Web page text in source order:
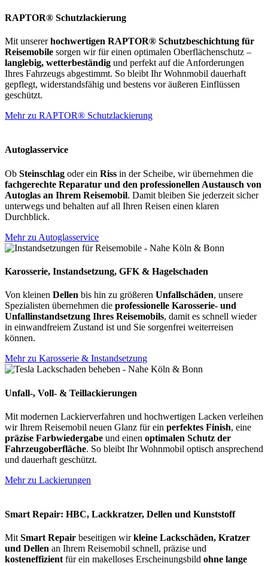
RAPTOR® Schutzlackierung
Mit unsererhochwertigen RAPTOR® Schutzbeschichtung für
Reisemobile sorgen wir für einen optimalen Oberflächenschutz –
langlebig, wetterbeständig und perfekt auf die Anforderungen
Ihres Fahrzeugs abgestimmt. So bleibt Ihr Wohnmobil dauerhaft
gepflegt, widerstandsfähig und bestens vor äußeren Einflüssen
geschützt.
Mehr zu RAPTOR® Schutzlackierung
Autoglasservice
Ob Steinschlag oder ein Riss in der Scheibe, wir übernehmen die
fachgerechte Reparatur und den professionellen Austausch von
Autoglas an Ihrem Reisemobil. Damit bleiben Sie jederzeit sicher
unterwegs und behalten auf all Ihren Reisen einen klaren
Durchblick.
Mehr zu Autoglasservice
Karosserie, Instandsetzung, GFK & Hagelschaden
Von kleinen Dellen bis hin zu größeren Unfallschäden, unsere
Spezialisten übernehmen die professionelle Karosserie- und
Unfallinstandsetzung Ihres Reisemobils, damit es schnell wieder
in einwandfreiem Zustand ist und Sie sorgenfrei weiterreisen
können.
Mehr zu Karosserie & Instandsetzung
Unfall-, Voll- & Teillackierungen
Mit modernen Lackierverfahren und hochwertigen Lacken verleihen
wir Ihrem Reisemobil neuen Glanz für ein perfektes Finish, eine
präzise Farbwiedergabe und einen optimalen Schutz der
Fahrzeugoberfläche. So bleibt Ihr Wohnmobil optisch ansprechend
und dauerhaft geschützt.
Mehr zu Lackierungen
Smart Repair: HBC, Lackkratzer, Dellen und Kunststoff
Mit Smart Repair beseitigen wirkleine Lackschäden, Kratzer
und Dellen an Ihrem Reisemobil schnell, präzise und
kosteneffizient für ein makelloses Erscheinungsbild ohne lange